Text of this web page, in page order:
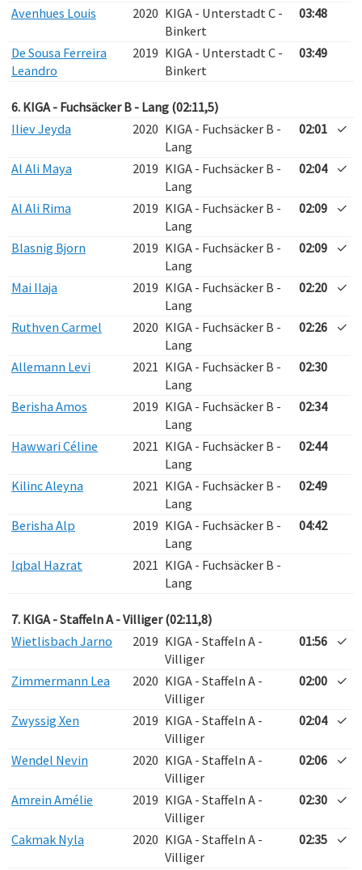
Avenhues Louis 2020 KIGA - Unterstadt C -
Binkert
03:48
De Sousa Ferreira
Leandro
2019 KIGA - Unterstadt C -
Binkert
03:49
6. KIGA - Fuchsäcker B - Lang (02:11,5)
Iliev Jeyda
2020 KIGA - Fuchsäcker B -
Lang
02:01 ✓
Al Ali Maya 2019 KIGA - Fuchsäcker B -
Lang
02:04 ✓
Al Ali Rima 2019 KIGA - Fuchsäcker B -
Lang
02:09 ✓
Blasnig Bjorn 2019 KIGA - Fuchsäcker B -
Lang
02:09 ✓
Mai Ilaja 2019 KIGA - Fuchsäcker B -
Lang
02:20 ✓
Ruthven Carmel 2020 KIGA - Fuchsäcker B -
Lang
02:26 ✓
Allemann Levi 2021 KIGA - Fuchsäcker B -
Lang
02:30
Berisha Amos 2019 KIGA - Fuchsäcker B -
Lang
02:34
Hawwari Céline 2021 KIGA - Fuchsäcker B -
Lang
02:44
Kilinc Aleyna 2021 KIGA - Fuchsäcker B -
Lang
02:49
Berisha Alp 2019 KIGA - Fuchsäcker B -
Lang
04:42
Iqbal Hazrat 2021 KIGA - Fuchsäcker B -
Lang
7. KIGA - Staffeln A - Villiger (02:11,8)
Wietlisbach Jarno
2019 KIGA - Staffeln A -
Villiger
01:56 ✓
Zimmermann Lea 2020 KIGA - Staffeln A -
Villiger
02:00 ✓
Zwyssig Xen 2019 KIGA - Staffeln A -
Villiger
02:04 ✓
Wendel Nevin 2020 KIGA - Staffeln A -
Villiger
02:06 ✓
Amrein Amélie 2019 KIGA - Staffeln A -
Villiger
02:30 ✓
Cakmak Nyla 2020 KIGA - Staffeln A -
Villiger
02:35 ✓